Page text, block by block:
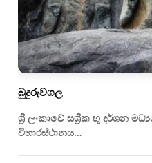
බුදුරුවගල
ශ්‍රී ලංකාවේ සශ්‍රීක භූ දර්ශන
විහාරස්ථානය…